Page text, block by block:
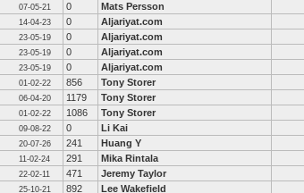
07-05-21 0 Mats Persson
14-04-23 0 Aljariyat.com
23-05-19 0 Aljariyat.com
23-05-19 0 Aljariyat.com
23-05-19 0 Aljariyat.com
01-02-22 856 Tony Storer
06-04-20 1179 Tony Storer
01-02-22 1086 Tony Storer
09-08-22 0 Li Kai
20-07-26 241 Huang Y
11-02-24 291 Mika Rintala
22-02-11 471 Jeremy Taylor
25-10-21 892 Lee Wakefield